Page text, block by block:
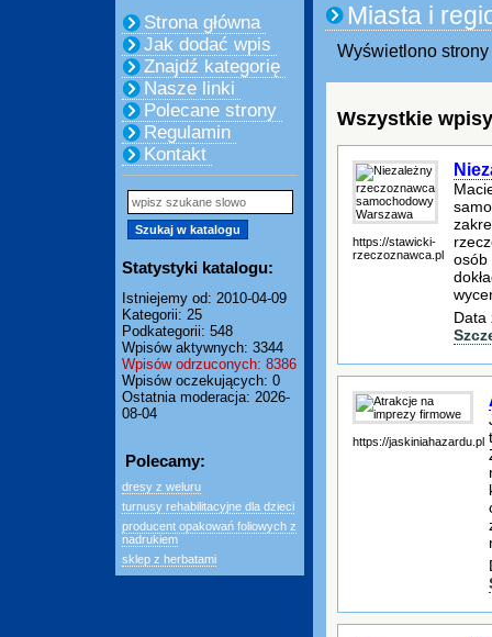
Strona główna
Jak dodać wpis
Znajdź kategorię
Nasze linki
Polecane strony
Regulamin
Kontakt
Statystyki katalogu:
Istniejemy od: 2010-04-09
Kategorii: 25
Podkategorii: 548
Wpisów aktywnych: 3344
Wpisów odrzuconych: 8386
Wpisów oczekujących: 0
Ostatnia moderacja: 2026-
08-04
Polecamy:
dresy z weluru
turnusy rehabilitacyjne dla dzieci
producent opakowań foliowych z
nadrukiem
sklep z herbatami
Miasta i
Wyświetlono
Wszystkie
https://stawicki-
rzeczoznawca.pl
osób
Data
https://jaskiniahazardu.pl